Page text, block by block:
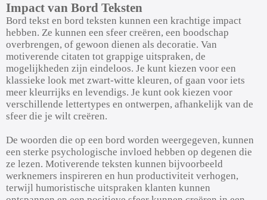
Impact van Bord Teksten
Bord tekst en bord teksten kunnen een krachtige impact
hebben. Ze kunnen een sfeer creëren, een boodschap
overbrengen, of gewoon dienen als decoratie. Van
motiverende citaten tot grappige uitspraken, de
mogelijkheden zijn eindeloos. Je kunt kiezen voor een
klassieke look met zwart-witte kleuren, of gaan voor iets
meer kleurrijks en levendigs. Je kunt ook kiezen voor
verschillende lettertypes en ontwerpen, afhankelijk van de
sfeer die je wilt creëren.
De woorden die op een bord worden weergegeven, kunnen
een sterke psychologische invloed hebben op degenen die
ze lezen. Motiverende teksten kunnen bijvoorbeeld
werknemers inspireren en hun productiviteit verhogen,
terwijl humoristische uitspraken klanten kunnen